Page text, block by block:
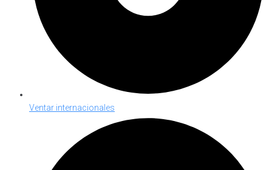
Ventar internacionales